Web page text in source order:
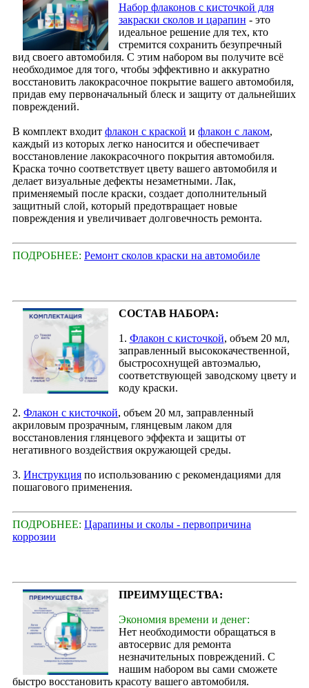
Набор флаконов с кисточкой для
закраски сколов и царапин - это
идеальное решение для тех, кто
стремится сохранить безупречный
вид своего автомобиля. С этим набором вы получите всё
необходимое для того, чтобы эффективно и аккуратно
восстановить лакокрасочное покрытие вашего автомобиля,
придав ему первоначальный блеск и защиту от дальнейших
повреждений.
В комплект входит флакон с краской и флакон с лаком,
каждый из которых легко наносится и обеспечивает
восстановление лакокрасочного покрытия автомобиля.
Краска точно соответствует цвету вашего автомобиля и
делает визуальные дефекты незаметными. Лак,
применяемый после краски, создает дополнительный
защитный слой, который предотвращает новые
повреждения и увеличивает долговечность ремонта.
ПОДРОБНЕЕ: Ремонт сколов краски на автомобиле
СОСТАВ НАБОРА:
1. Флакон с кисточкой, объем 20 мл,
заправленный высококачественной,
быстросохнущей автоэмалью,
соответствующей заводскому цвету и
коду краски.
2. Флакон с кисточкой, объем 20 мл, заправленный
акриловым прозрачным, глянцевым лаком для
восстановления глянцевого эффекта и защиты от
негативного воздействия окружающей среды.
3. Инструкция по использованию с рекомендациями для
пошагового применения.
ПОДРОБНЕЕ: Царапины и сколы - первопричина
коррозии
ПРЕИМУЩЕСТВА:
Экономия времени и денег:
Нет необходимости обращаться в
автосервис для ремонта
незначительных повреждений. С
нашим набором вы сами сможете
быстро восстановить красоту вашего автомобиля.